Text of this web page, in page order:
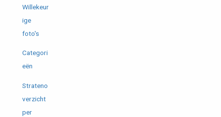
Willekeur
ige
foto's
Categori
eën
Strateno
verzicht
per